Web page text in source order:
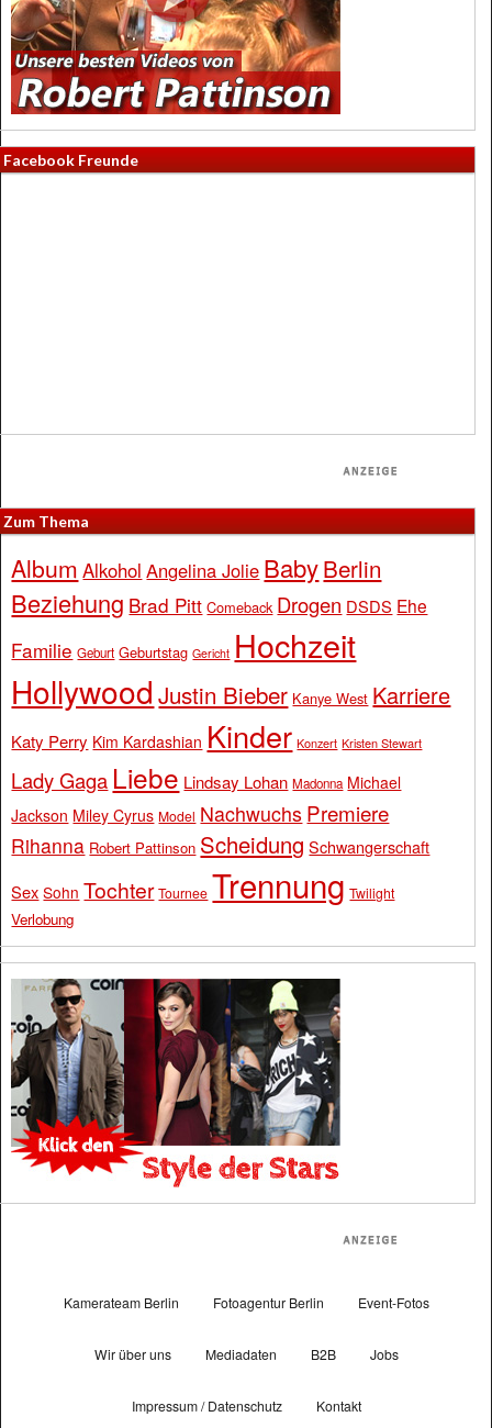
Facebook Freunde
Zum Thema
Album Alkohol Angelina Jolie BabyBerlin
Beziehung Brad Pitt Comeback Drogen DSDS Ehe
Familie Geburt Geburtstag Gericht Hochzeit
Hollywood Justin Bieber Kanye West Karriere
Katy Perry Kim Kardashian Kinder Konzert Kristen Stewart
Lady Gaga Liebe Lindsay Lohan Madonna Michael
Jackson Miley Cyrus Model Nachwuchs Premiere
Rihanna Robert Pattinson Scheidung Schwangerschaft
Sex Sohn Tochter Tournee Trennung Twilight
Verlobung
Kamerateam Berlin Fotoagentur Berlin Event-Fotos
Wir über uns Mediadaten B2B Jobs
Impressum / Datenschutz Kontakt